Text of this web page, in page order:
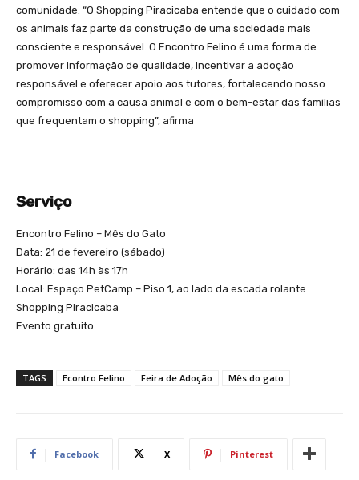
comunidade. “O Shopping Piracicaba entende que o cuidado com
os animais faz parte da construção de uma sociedade mais
consciente e responsável. O Encontro Felino é uma forma de
promover informação de qualidade, incentivar a adoção
responsável e oferecer apoio aos tutores, fortalecendo nosso
compromisso com a causa animal e com o bem-estar das famílias
que frequentam o shopping”, afirma
Serviço
Encontro Felino – Mês do Gato
Data: 21 de fevereiro (sábado)
Horário: das 14h às 17h
Local: Espaço PetCamp – Piso 1, ao lado da escada rolante
Shopping Piracicaba
Evento gratuito
TAGS Econtro Felino Feira de Adoção Mês do gato
Facebook X Pinterest